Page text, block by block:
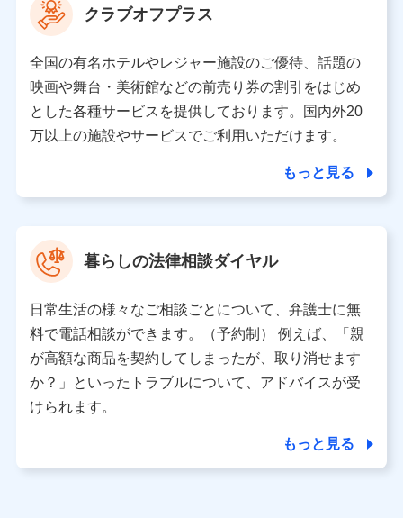
【当該個人データの管理について責任を有する者の名称・住
所・代表者名】
当該個人データを取り扱う各共同利用者（詳細は次のとお
り）
東京都千代田区永田町2丁目11番1号 山王パークタワー
株式会社NTTドコモ 代表取締役社長 前田 義晃
東京都中央区日本橋人形町2-14-10 アーバンネット日本橋
ビル 3F
※ 当社および株式会社NTTドコモは、お客さまの情報を利
データ憲章」に定める行動原則を順守します 。
※ パーソナルデータダッシュボードの「第三者提供の管
理」の設定状態にかかわらず、共同利用する場合がありま
※ dポイントクラブ会員ではないお客さま（2019年12月11
日以降、一度もdポイントクラブ会員であったことがないお
個人データは、こちら の利用目的の範囲内に限って共同利
用します。
クラブオフプラス
全国の有名ホテルやレジャー施設のご優待、話題の
映画や舞台・美術館などの前売り券の割引をはじめ
とした各種サービスを提供しております。国内外20
万以上の施設やサービスでご利用いただけます。
もっと見る
暮らしの法律相談ダイヤル
日常生活の様々なご相談ごとについて、弁護士に無
料で電話相談ができます。（予約制） 例えば、「親
が高額な商品を契約してしまったが、取り消せます
か？」といったトラブルについて、アドバイスが受
けられます。
もっと見る